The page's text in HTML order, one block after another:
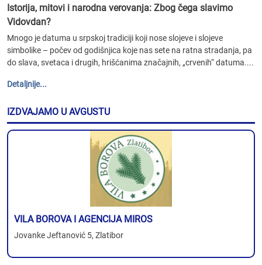
Istorija, mitovi i narodna verovanja: Zbog čega slavimo
Vidovdan?
Mnogo je datuma u srpskoj tradiciji koji nose slojeve i slojeve
simbolike – počev od godišnjica koje nas sete na ratna stradanja, pa
do slava, svetaca i drugih, hrišćanima značajnih, „crvenih“ datuma....
Detaljnije...
IZDVAJAMO U AVGUSTU
VILA BOROVA I AGENCIJA MIROS
Jovanke Jeftanović 5, Zlatibor